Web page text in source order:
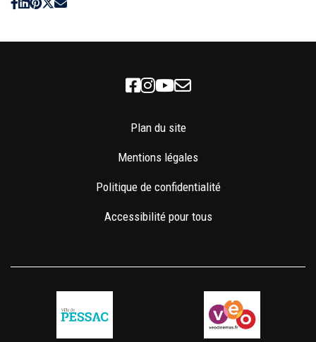
Facebook
Instagram
Youtube
Newsletter
Plan du site
Mentions légales
Politique de confidentialité
Accessibilité pour tous